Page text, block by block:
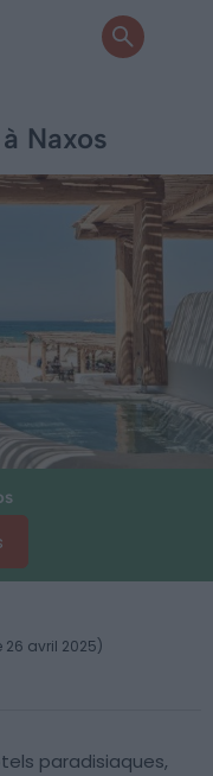
Naxos
26 avril 2025)
paradisiaques,